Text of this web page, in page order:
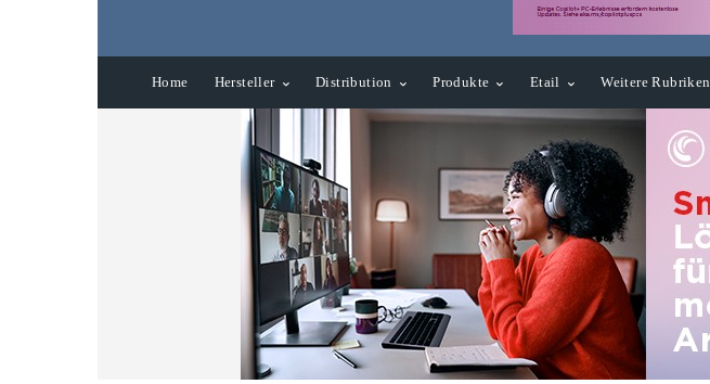
Home Hersteller Distribution Produkte Etail Weitere Rubriken